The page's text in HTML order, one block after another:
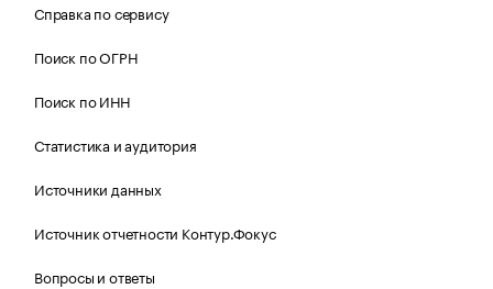
Справка по сервису
Поиск по ОГРН
Поиск по ИНН
Статистика и аудитория
Источники данных
Источник отчетности Контур.Фокус
Вопросы и ответы